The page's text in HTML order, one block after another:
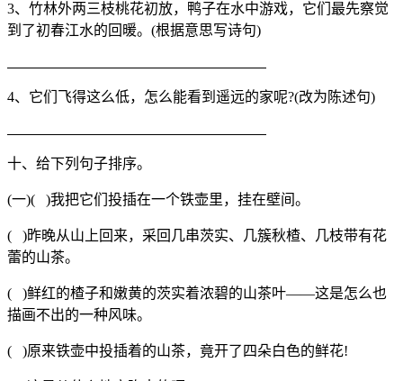
3、竹林外两三枝桃花初放，鸭子在水中游戏，它们最先察觉
到了初春江水的回暖。(根据意思写诗句)
4、它们飞得这么低，怎么能看到遥远的家呢?(改为陈述句)
十、给下列句子排序。
(一)( )我把它们投插在一个铁壶里，挂在壁间。
( )昨晚从山上回来，采回几串茨实、几簇秋楂、几枝带有花
蕾的山茶。
( )鲜红的楂子和嫩黄的茨实着浓碧的山茶叶——这是怎么也
描画不出的一种风味。
( )原来铁壶中投插着的山茶，竟开了四朵白色的鲜花!